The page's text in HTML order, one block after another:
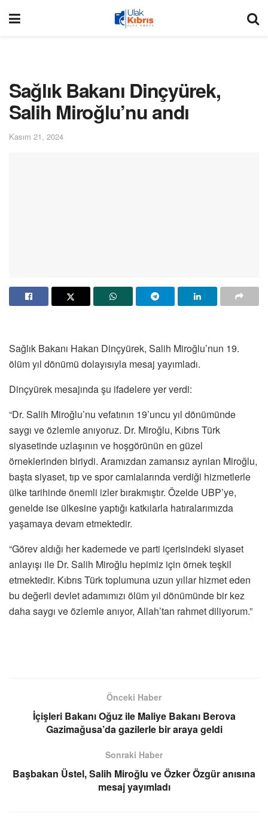
Sağlık Bakanı Dinçyürek,
Salih Miroğlu’nu andı
Kasım 21, 2024
Sağlık Bakanı Hakan Dinçyürek, Salih Miroğlu’nun 19.
ölüm yıl dönümü dolayısıyla mesaj yayımladı.
Dinçyürek mesajında şu ifadelere yer verdi:
“Dr. Salih Miroğlu’nu vefatının 19’uncu yıl dönümünde
saygı ve özlemle anıyoruz. Dr. Miroğlu, Kıbrıs Türk
siyasetinde uzlaşının ve hoşgörünün en güzel
örneklerinden biriydi. Aramızdan zamansız ayrılan Miroğlu,
başta siyaset, tıp ve spor camialarında verdiği hizmetlerle
ülke tarihinde önemli izler bırakmıştır. Özelde UBP’ye,
genelde ise ülkesine yaptığı katkılarla hatıralarımızda
yaşamaya devam etmektedir.
“Görev aldığı her kademede ve parti içerisindeki siyaset
anlayışı ile Dr. Salih Miroğlu hepimiz için örnek teşkil
etmektedir. Kıbrıs Türk toplumuna uzun yıllar hizmet eden
bu değerli devlet adamımızı ölüm yıl dönümünde bir kez
daha saygı ve özlemle anıyor, Allah’tan rahmet diliyorum.”
Önceki Haber
İçişleri Bakanı Oğuz ile Maliye Bakanı Berova
Gazimağusa’da gazilerle bir araya geldi
Sonraki Haber
Başbakan Üstel, Salih Miroğlu ve Özker Özgür anısına
mesaj yayımladı